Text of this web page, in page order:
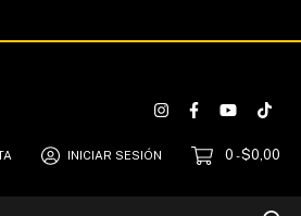
INICIAR SESIÓN 0 -$0,00